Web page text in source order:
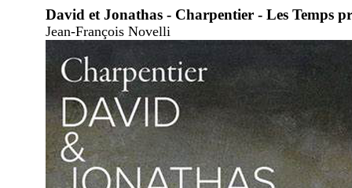
David et Jonathas - Charpentier - Les Temps
Jean-François Novelli